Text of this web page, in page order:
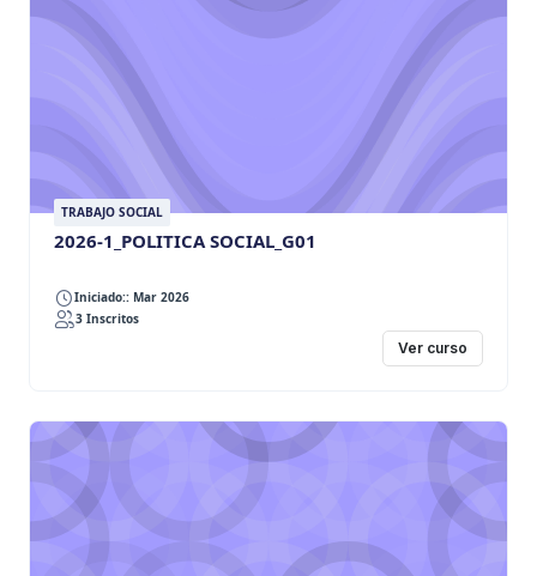
TRABAJO SOCIAL
2026-1_POLITICA SOCIAL_G01
Iniciado:: Mar 2026
3 Inscritos
Ver curso